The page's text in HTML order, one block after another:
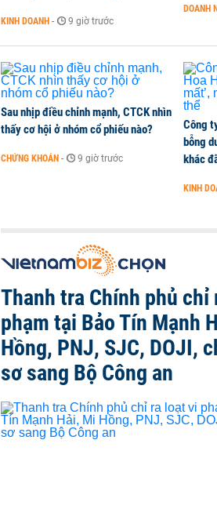
KINH DOANH - 9 giờ trước
DOANH
Sau nhịp điều chỉnh mạnh, CTCK nhìn
thấy cơ hội ở nhóm cổ phiếu nào?
CHỨNG KHOÁN - 9 giờ trước
Công
bỗng
khác
KINH
Thanh tra Chính phủ chỉ
phạm tại Bảo Tín Mạnh
Hồng, PNJ, SJC, DOJI,
sơ sang Bộ Công an